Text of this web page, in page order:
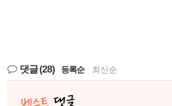
댓글(28) 등록순 최신순